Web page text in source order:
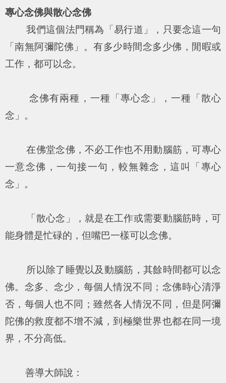
專心念佛與散心念佛
我們這個法門稱為「易行道」，只要念這一句
「南無阿彌陀佛」。有多少時間念多少佛，閒暇或
工作，都可以念。
念佛有兩種，一種「專心念」，一種「散心
念」。
在佛堂念佛，不必工作也不用動腦筋，可專心
一意念佛，一句接一句，較無雜念，這叫「專心
念」。
「散心念」，就是在工作或需要動腦筋時，可
能身體是忙碌的，但嘴巴一樣可以念佛。
所以除了睡覺以及動腦筋，其餘時間都可以念
佛。念多、念少，每個人情況不同；念佛時心清淨
否，每個人也不同；雖然各人情況不同，但是阿彌
陀佛的救度都不增不減，到極樂世界也都在同一境
界，不分高低。
善導大師說：